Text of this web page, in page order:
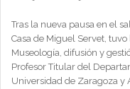
Tras la nueva pausa en el
Casa de Miguel Servet,
Museología, difusión y
Profesor Titular del
Universidad de Zaragoza